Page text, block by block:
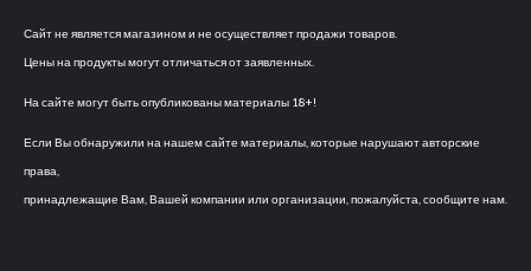
Сайт не является магазином и не осуществляет продажи товаров.
Цены на продукты могут отличаться от заявленных.
На сайте могут быть опубликованы материалы 18+!
Если Вы обнаружили на нашем сайте материалы, которые нарушают авторские
права,
принадлежащие Вам, Вашей компании или организации, пожалуйста, сообщите нам.